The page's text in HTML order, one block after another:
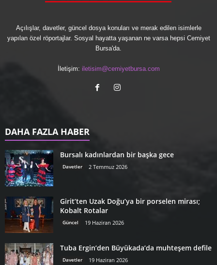
Açılışlar, davetler, güncel dosya konuları ve merak edilen isimlerle
yapılan özel röportajlar. Sosyal hayatta yaşanan ne varsa hepsi Cemiyet
Bursa'da.
İletişim: iletisim@cemiyetbursa.com
DAHA FAZLA HABER
Bursalı kadınlardan bir başka gece
Davetler 2 Temmuz 2026
Girit’ten Uzak Doğu’ya bir porselen mirası;
Kobalt Rotalar
Güncel 19 Haziran 2026
Tuba Ergin’den Büyükada’da muhteşem defile
Davetler 19 Haziran 2026